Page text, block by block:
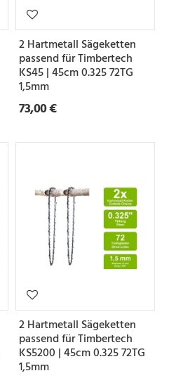
2 Hartmetall Sägeketten
passend für Timbertech
KS45 | 45cm 0.325 72TG
1,5mm
73,00 €
2 Hartmetall Sägeketten
passend für Timbertech
KS5200 | 45cm 0.325 72TG
1,5mm